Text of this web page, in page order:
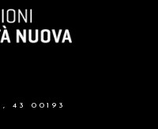
43 00193